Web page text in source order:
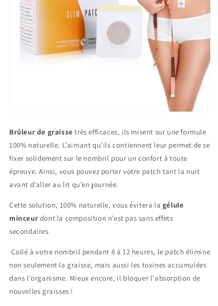
Brûleur de graisse très efficaces, ils misent sur une formule
100% naturelle. L’aimant qu’ils contiennent leur permet de se
fixer solidement sur le nombril pour un confort à toute
épreuve. Ainsi, vous pouvez porter votre patch tant la nuit
avant d’aller au lit qu’en journée.
Cette solution, 100% naturelle, vous évitera la gélule
minceur dont la composition n’est pas sans effets
secondaires.
Collé à votre nombril pendant 8 à 12 heures, le patch élimine
non seulement la graisse, mais aussi les toxines accumulées
dans l’organisme. Mieux encore, il bloquer l'absorption de
nouvelles graisses !